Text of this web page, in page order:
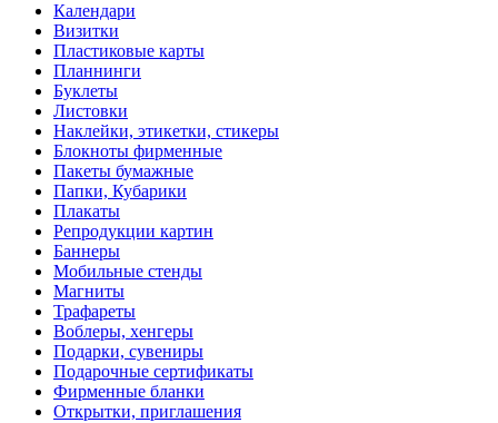
Календари
Визитки
Пластиковые карты
Планнинги
Буклеты
Листовки
Наклейки, этикетки, стикеры
Блокноты фирменные
Пакеты бумажные
Папки, Кубарики
Плакаты
Репродукции картин
Баннеры
Мобильные стенды
Магниты
Трафареты
Воблеры, хенгеры
Подарки, сувениры
Подарочные сертификаты
Фирменные бланки
Открытки, приглашения